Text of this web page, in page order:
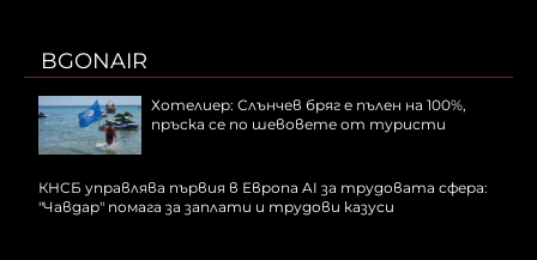
BGONAIR
Хотелиер: Слънчев бряг е пълен на 100%,
пръска се по шевовете от туристи
КНСБ управлява първия в Европа AI за трудовата сфера:
"Чавдар" помага за заплати и трудови казуси